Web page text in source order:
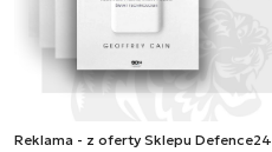
Reklama - z oferty Sklepu Defence24